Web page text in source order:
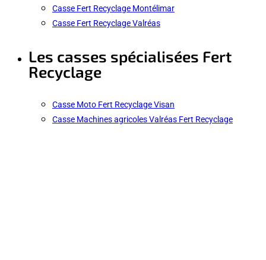
Casse Fert Recyclage Montélimar
Casse Fert Recyclage Valréas
Les casses spécialisées Fert
Recyclage
Casse Moto Fert Recyclage Visan
Casse Machines agricoles Valréas Fert Recyclage